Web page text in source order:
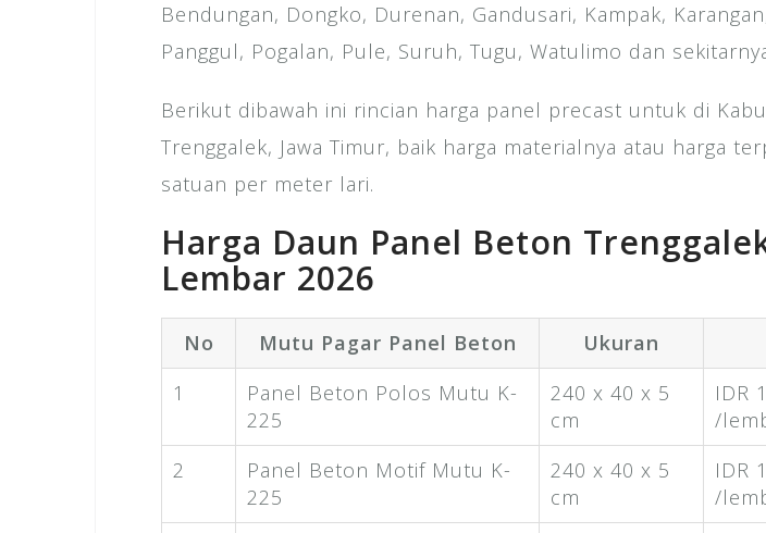
Bendungan, Dongko, Durenan, Gandusari, Kampak,
Panggul, Pogalan, Pule, Suruh, Tugu, Watulimo dan
Berikut dibawah ini rincian harga panel precast untuk di
Trenggalek, Jawa Timur, baik harga materialnya atau harga
satuan per meter lari.
Harga Daun Panel Beton
Lembar 2026
No Mutu Pagar Panel Beton Ukuran
1
Panel Beton Polos Mutu K-
225
240 x 40 x 5
cm
IDR
/
2
Panel Beton Motif Mutu K-
225
240 x 40 x 5
cm
IDR
/